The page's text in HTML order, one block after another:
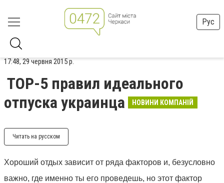
Рус
17:48, 29 червня 2015 р.
TOP-5 правил идеального
отпуска украинца
НОВИНИ КОМПАНІЙ
Читать на русском
Хороший отдых зависит от ряда факторов и, безусловно
важно, где именно ты его проведешь, но этот фактор